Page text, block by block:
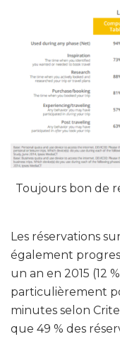
Toujours bon de
Les réservations
également
un an en 2015 (12
particulièrement
minutes selon
que 49 % des